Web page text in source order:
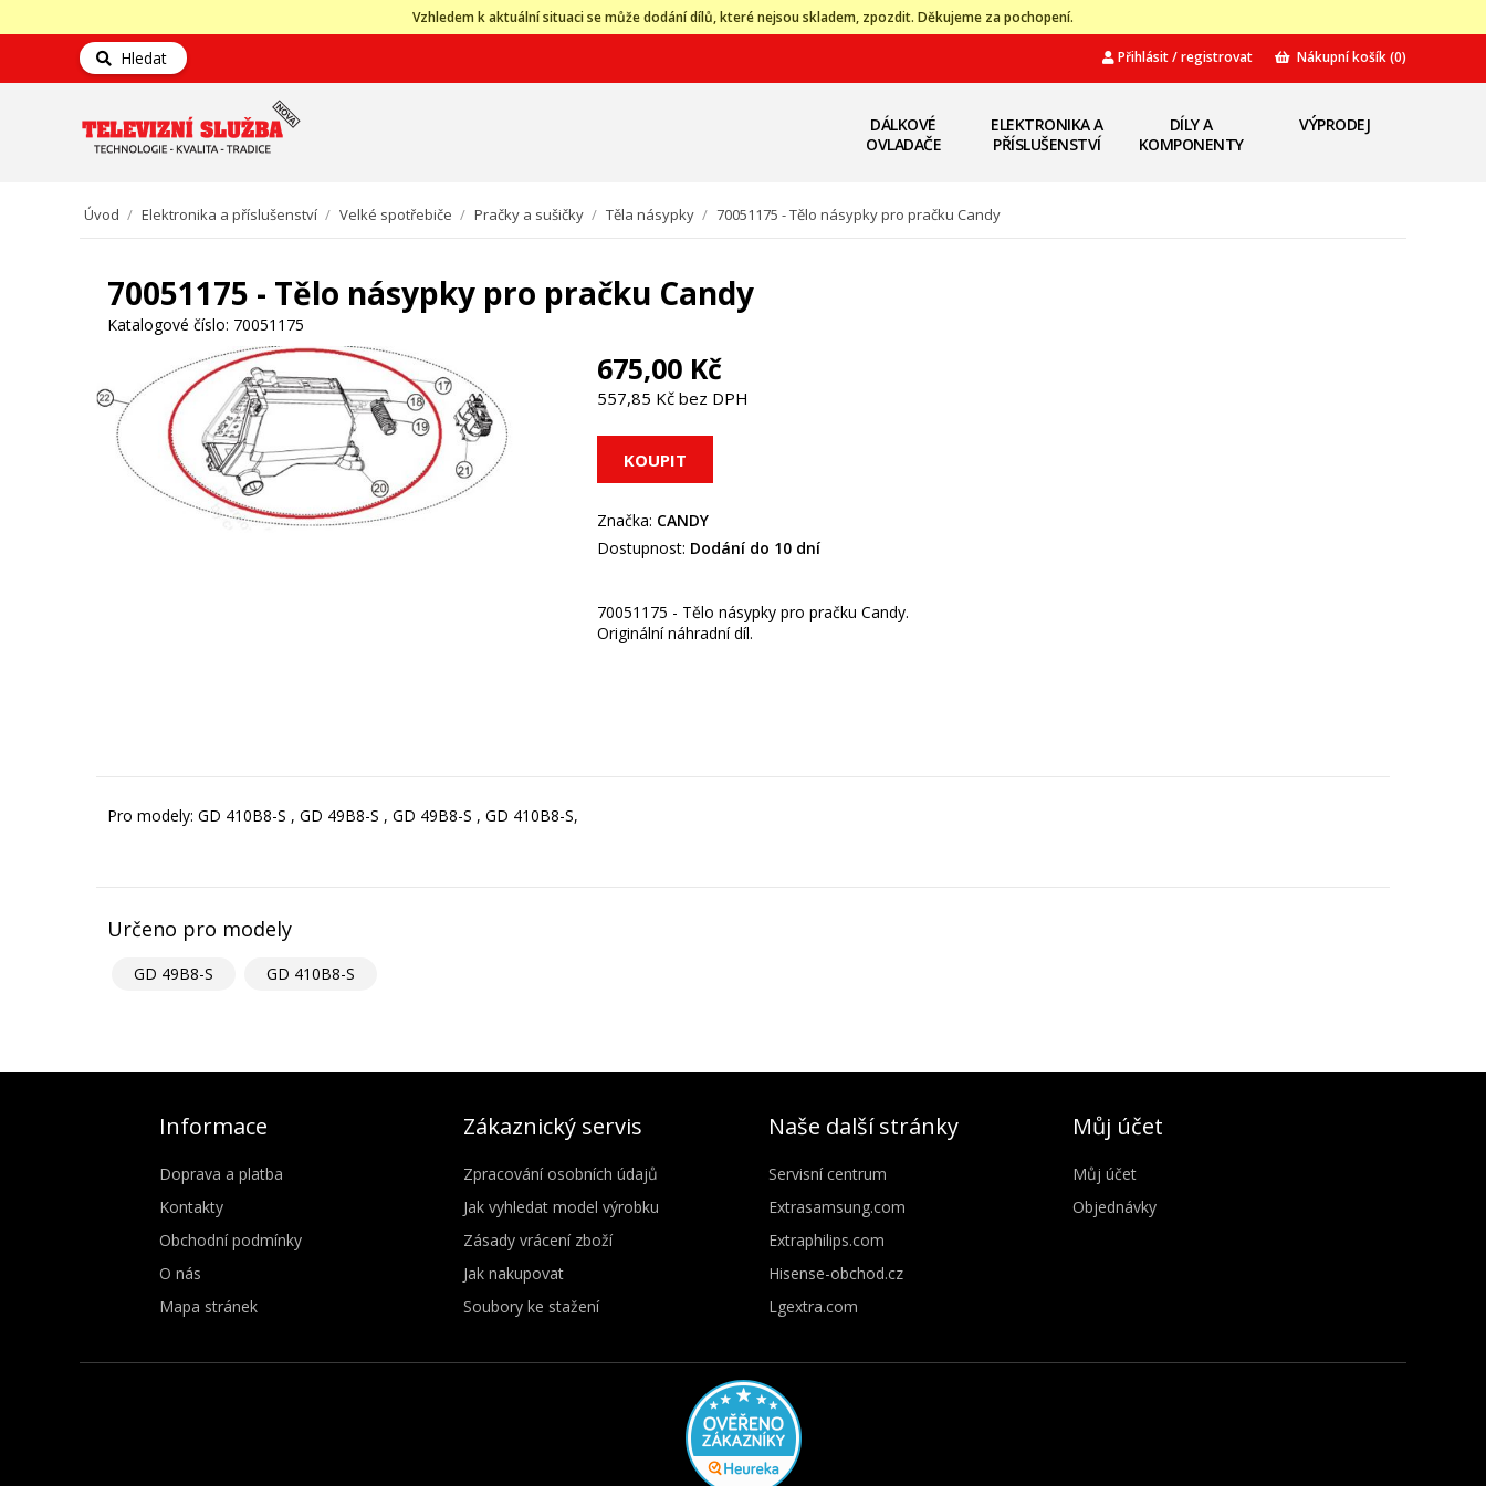
Vzhledem k aktuální situaci se může dodání dílů, které nejsou skladem, zpozdit. Děkujeme za pochopení.
Hledat Přihlásit / registrovat Nákupní košík(0)
DÁLKOVÉ
OVLADAČE
ELEKTRONIKA A
PŘÍSLUŠENSTVÍ
DÍLY A
KOMPONENTY
VÝPRODEJ
Úvod / Elektronika a příslušenství / Velké spotřebiče / Pračky a sušičky / Těla násypky / 70051175 - Tělo násypky pro pračku Candy
70051175 - Tělo násypky pro pračku Candy
Katalogové číslo: 70051175
675,00 Kč
557,85 Kč bez DPH
Značka: CANDY
Dostupnost: Dodání do 10 dní
70051175 - Tělo násypky pro pračku Candy.
Originální náhradní díl.
Pro modely: GD 410B8-S , GD 49B8-S , GD 49B8-S , GD 410B8-S,
Určeno pro modely
GD 49B8-S GD 410B8-S
Informace
Doprava a platba
Kontakty
Obchodní podmínky
O nás
Mapa stránek
Zákaznický servis
Zpracování osobních údajů
Jak vyhledat model výrobku
Zásady vrácení zboží
Jak nakupovat
Soubory ke stažení
Naše další stránky
Servisní centrum
Extrasamsung.com
Extraphilips.com
Hisense-obchod.cz
Lgextra.com
Můj účet
Můj účet
Objednávky